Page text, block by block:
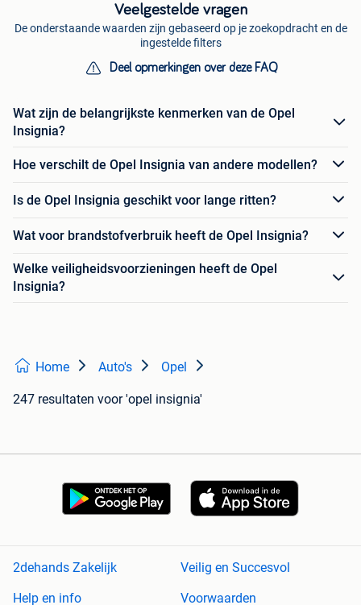
Veelgestelde vragen
De onderstaande waarden zijn gebaseerd op je zoekopdracht en de
ingestelde filters
Deel opmerkingen over deze FAQ
Wat zijn de belangrijkste kenmerken van de Opel
Insignia?
Hoe verschilt de Opel Insignia van andere modellen?
Is de Opel Insignia geschikt voor lange ritten?
Wat voor brandstofverbruik heeft de Opel Insignia?
Welke veiligheidsvoorzieningen heeft de Opel
Insignia?
Home Auto's Opel
247 resultaten voor 'opel insignia'
2dehands Zakelijk
Veilig en Succesvol
Help en info
Voorwaarden